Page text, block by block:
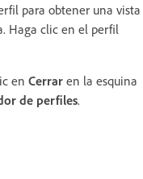
para obtener una vista
Haga clic en el perfil
en Cerrar en la esquina
de perfiles.